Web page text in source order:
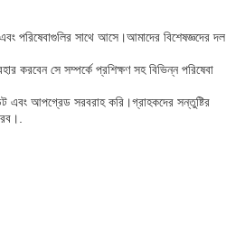
পরিষেবাগুলির সাথে আসে।আমাদের বিশেষজ্ঞদের দল
করবেন সে সম্পর্কে প্রশিক্ষণ সহ বিভিন্ন পরিষেবা
এবং আপগ্রেড সরবরাহ করি।গ্রাহকদের সন্তুষ্টির